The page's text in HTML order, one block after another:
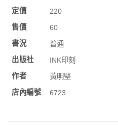
定價
220
售價
60
書況
普通
出版社
INK印刻
作者
黃明堅
店內編號
6723